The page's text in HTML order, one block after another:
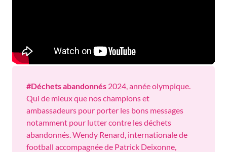
#Déchets abandonnés 2024, année olympique.
Qui de mieux que nos champions et
ambassadeurs pour porter les bons messages
notamment pour lutter contre les déchets
abandonnés. Wendy Renard, internationale de
football accompagnée de Patrick Deixonne,